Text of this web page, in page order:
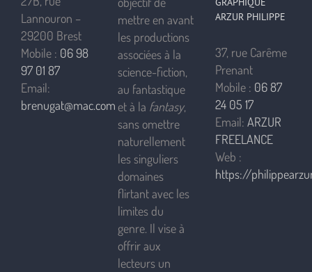
Lannouron –
29200 Brest
Mobile : 06 98
97 01 87
Email:
brenugat@mac.com
mettre en avant
les productions
associées à la
science-fiction,
au fantastique
et à la fantasy,
sans omettre
naturellement
les singuliers
domaines
flirtant avec les
limites du
genre. Il vise à
offrir aux
lecteurs un
ARZUR PHILIPPE
37, rue Carême
Prenant
Mobile : 06 87
24 05 17
Email: ARZUR
FREELANCE
Web :
https://